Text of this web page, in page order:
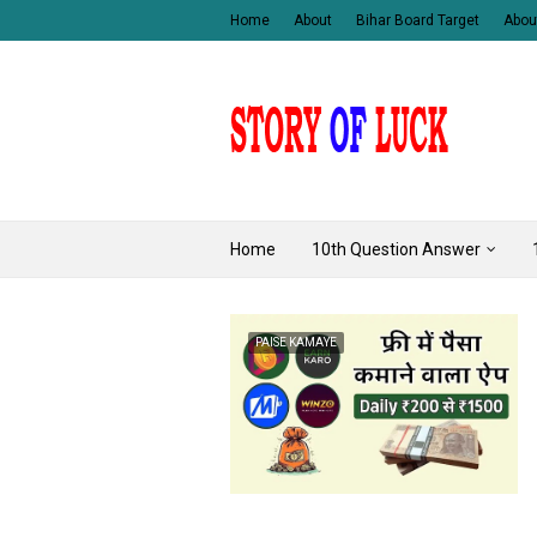
Home About Bihar Board Target
Home 10th Question Answer
PAISE KAMAYE